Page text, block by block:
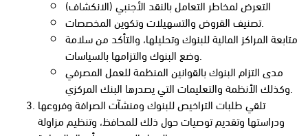
التعرض لمخاطر التعامل بالنقد الأجنبي (الانكشاف)
تصنيف القروض والتسهيلات وتكوين المخصصات.
متابعة المراكز المالية للبنوك وتحليلها، والتأكد من سلامة
وضع البنوك والتزامها بالسياسات.
مدى التزام البنوك بالقوانين المنظمة للعمل المصرفي
وكذلك الأنظمة والتعليمات التي يصدرها البنك المركزي.
تلقي طلبات التراخيص للبنوك ومنشآت الصرافة وفروعها
ودراستها وتقديم توصيات حول ذلك للمحافظ، وتنظيم مزاولة